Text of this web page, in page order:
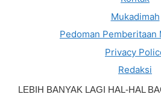
Mukadimah
Pedoman Pemberitaan
Privacy
Redaksi